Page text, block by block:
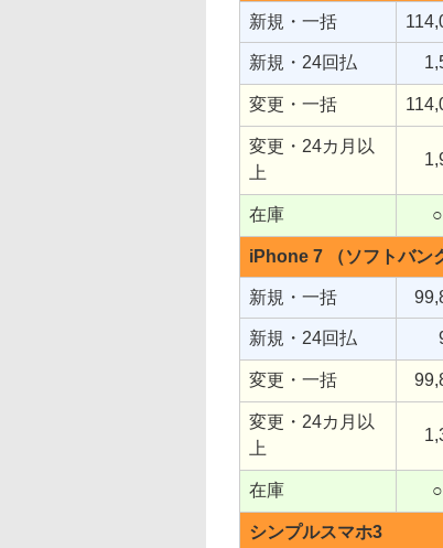
新規・一括
新規・24回払
変更・一括
変更・24カ月以
上
在庫 ○
iPhone 7 （ソフトバン
新規・一括
新規・24回払
変更・一括
変更・24カ月以
上
在庫 ○
シンプルスマホ3